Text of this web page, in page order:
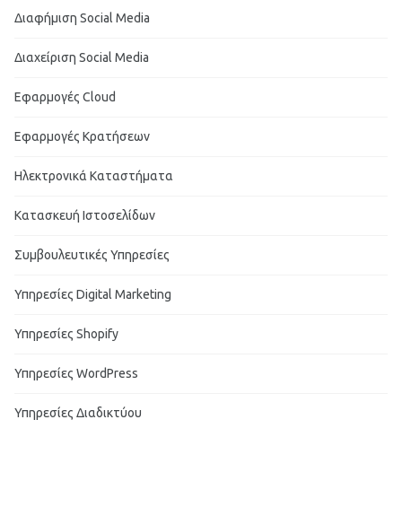
Διαφήμιση Social Media
Διαχείριση Social Media
Εφαρμογές Cloud
Εφαρμογές Κρατήσεων
Ηλεκτρονικά Καταστήματα
Κατασκευή Ιστοσελίδων
Συμβουλευτικές Υπηρεσίες
Υπηρεσίες Digital Marketing
Υπηρεσίες Shopify
Υπηρεσίες WordPress
Υπηρεσίες Διαδικτύου